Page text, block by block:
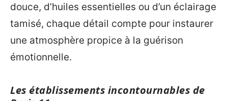
douce, d’huiles essentielles ou d’un éclairage
tamisé, chaque détail compte pour instaurer
une atmosphère propice à la guérison
émotionnelle.
Les établissements incontournables de